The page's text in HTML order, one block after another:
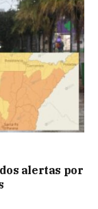
alertas por